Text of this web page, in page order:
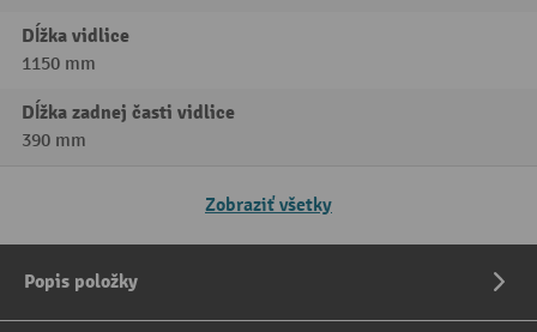
Dĺžka vidlice
1150 mm
Dĺžka zadnej časti vidlice
390 mm
Zobraziť všetky
Popis položky